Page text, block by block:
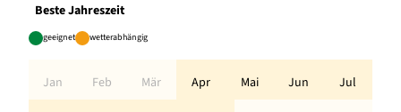
Beste Jahreszeit
geeignet wetterabhängig
Jan Feb Mär Apr Mai Jun Jul